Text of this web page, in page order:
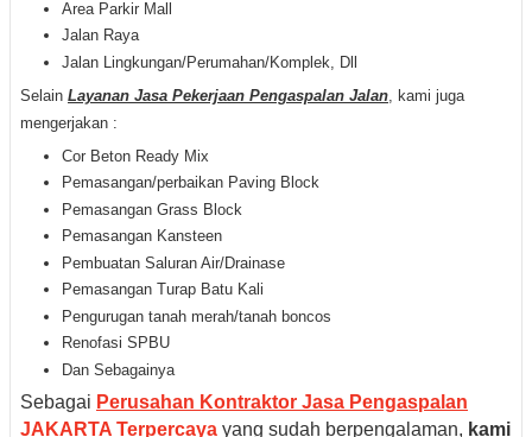
Area Parkir Mall
Jalan Raya
Jalan Lingkungan/Perumahan/Komplek, Dll
Selain Layanan Jasa Pekerjaan Pengaspalan Jalan , kami juga
mengerjakan :
Cor Beton Ready Mix
Pemasangan/perbaikan Paving Block
Pemasangan Grass Block
Pemasangan Kansteen
Pembuatan Saluran Air/Drainase
Pemasangan Turap Batu Kali
Pengurugan tanah merah/tanah boncos
Renofasi SPBU
Dan Sebagainya
Sebagai Perusahan Kontraktor Jasa Pengaspalan
JAKARTA Terpercaya yang sudah berpengalaman, kami